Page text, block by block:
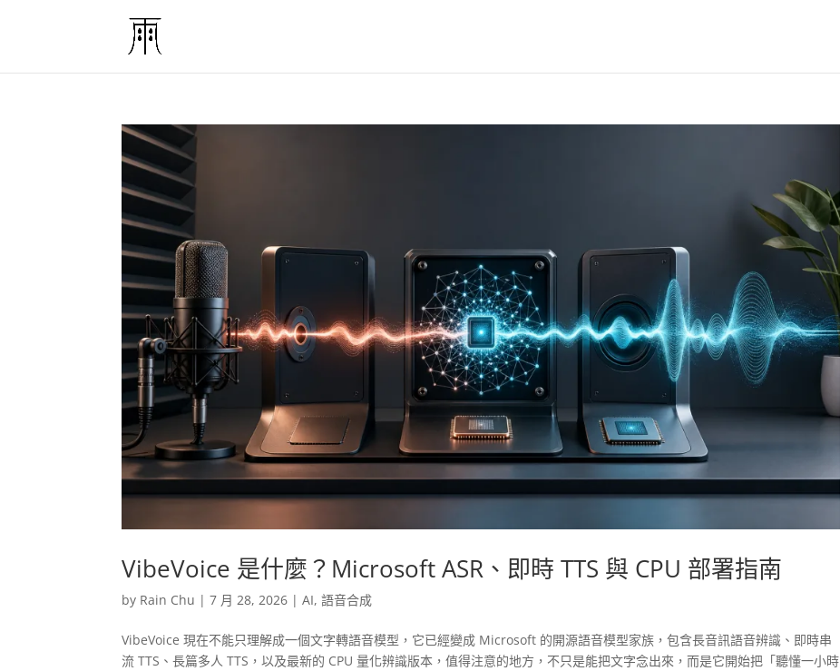
VibeVoice 是什麼？Microsoft ASR、即時 TTS 與 CPU 部署指南
by Rain Chu |7 月 28, 2026 |AI,語音合成
VibeVoice 現在不能只理解成一個文字轉語音模型，它已經變成 Microsoft 的開源語音模型家族，包含長音訊語音辨識、即時串
流 TTS、長篇多人 TTS，以及最新的 CPU 量化辨識版本，值得注意的地方，不只是能把文字念出來，而是它開始把「聽懂一小時